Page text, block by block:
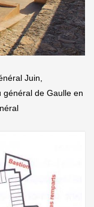
Juin,
général de Gaulle en